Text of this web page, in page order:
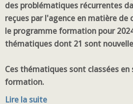
des problématiques récurrentes
reçues par l'agence en matière de
le programme formation pour
thématiques dont 21 sont
Ces thématiques sont classées en
formation.
Lire la suite